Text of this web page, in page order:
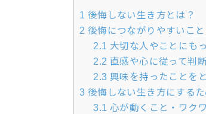
1 後悔しない生き方とは？
2 後悔につながりやすいこと
2.1 大切な人やことにも
2.2 直感や心に従って判
2.3 興味を持ったことを
3 後悔しない生き方にする
3.1 心が動くこと・ワク